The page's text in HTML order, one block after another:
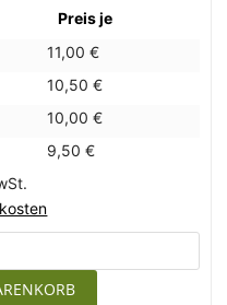
Preis je
11,00 €
10,50 €
10,00 €
9,50 €